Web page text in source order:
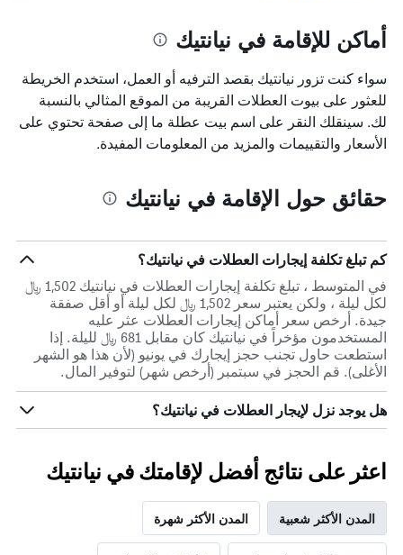
أماكن للإقامة في نيانتيك
سواء كنت تزور نيانتيك بقصد الترفيه أو العمل، استخدم الخريطة
للعثور على بيوت العطلات القريبة من الموقع المثالي بالنسبة
لك. سينقلك النقر على اسم بيت عطلة ما إلى صفحة تحتوي على
الأسعار والتقييمات والمزيد من المعلومات المفيدة.
حقائق حول الإقامة في نيانتيك
كم تبلغ تكلفة إيجارات العطلات في نيانتيك؟
في المتوسط ، تبلغ تكلفة إيجارات العطلات في نيانتيك 1,502 ﷼
لكل ليلة ، ولكن يعتبر سعر 1,502 ﷼ لكل ليلة أو أقل صفقة
جيدة. أرخص سعر أماكن إيجارات العطلات عثر عليه
المستخدمون مؤخراً في نيانتيك كان مقابل 681 ﷼ لليلة. إذا
استطعت حاول تجنب حجز إيجارك في يونيو (لأن هذا هو الشهر
الأغلى). قم الحجز في سبتمبر (أرخص شهر) لتوفير المال.
هل يوجد نزل لإيجار العطلات في نيانتيك؟
اعثر على نتائج أفضل لإقامتك في نيانتيك
المدن الأكثر شعبية المدن الأكثر شهرة